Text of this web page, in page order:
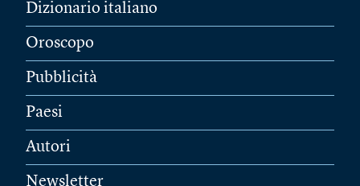
Dizionario italiano
Oroscopo
Pubblicità
Paesi
Autori
Newsletter